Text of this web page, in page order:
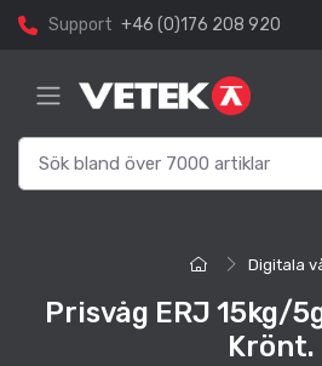
Support +46 (0)176 208 920
Digitala
Prisvåg ERJ 15kg/
Krönt.